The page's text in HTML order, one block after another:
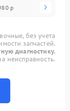
р
без учета
запчастей.
диагностику.
неисправность.